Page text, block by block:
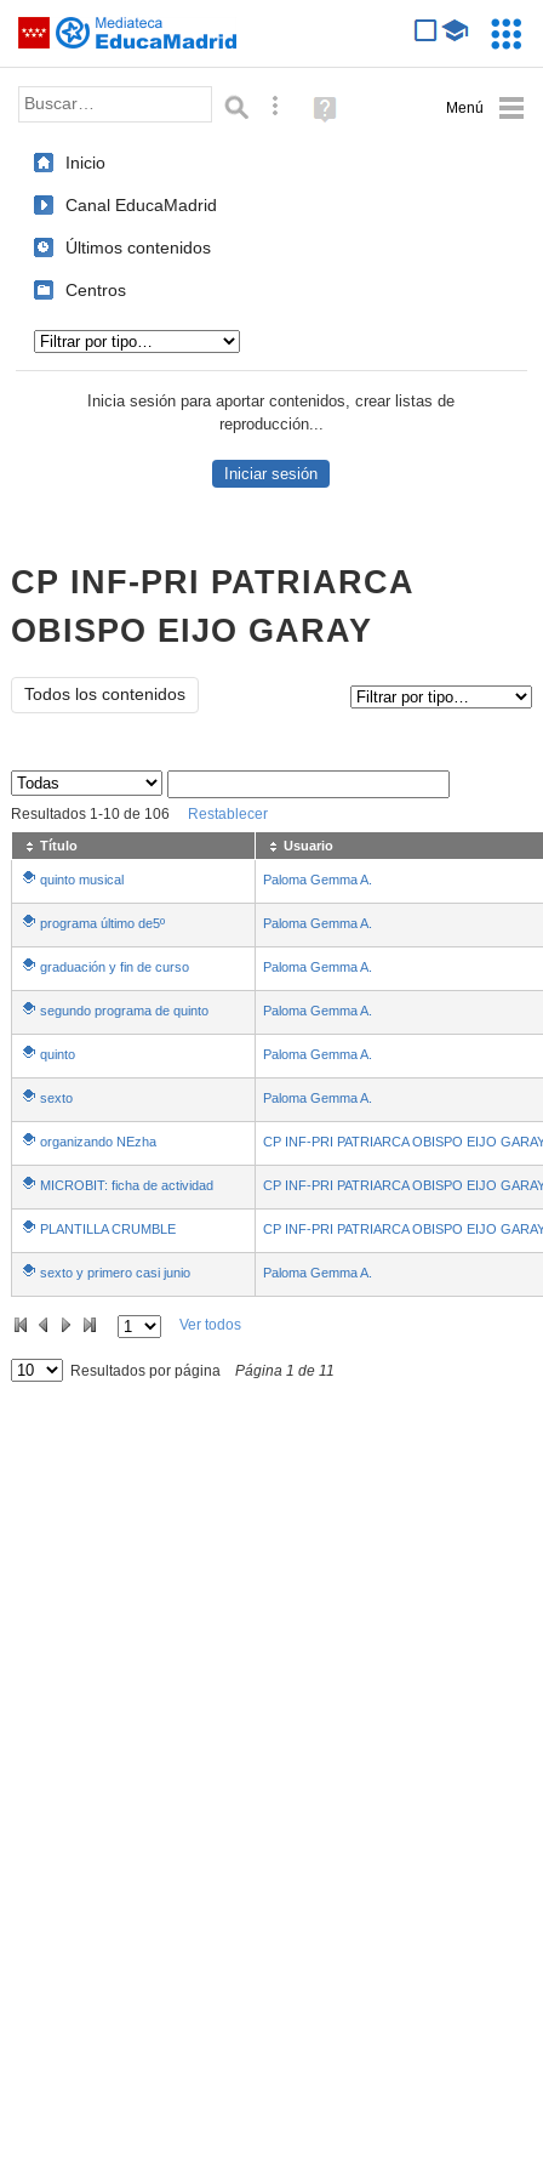
Saltar navegación
Palabra o frase: Búsqueda avanzada
Ayuda
(en
Inicio
Canal EducaMadrid
Últimos contenidos
Centros
Inicia sesión para aportar contenidos, crear listas de
reproducción...
Iniciar sesión
CP INF-PRI PATRIARCA
OBISPO EIJO GARAY
Todos los contenidos
Sus archivos
Resultados 1 -10de 106 Restablecer
Título Usuario
quinto musical Paloma Gemma A.
programa último de5º Paloma Gemma A.
graduación y fin de curso Paloma Gemma A.
segundo programa de quinto Paloma Gemma A.
quinto Paloma Gemma A.
sexto Paloma Gemma A.
organizando NEzha CP INF-PRI PATRIARCA OBISPO EIJO
MICROBIT: ficha de actividad CP INF-PRI PATRIARCA OBISPO EIJO
PLANTILLA CRUMBLE CP INF-PRI PATRIARCA OBISPO EIJO
sexto y primero casi junio Paloma Gemma A.
Ver todos
Resultados por página Página 1 de 11